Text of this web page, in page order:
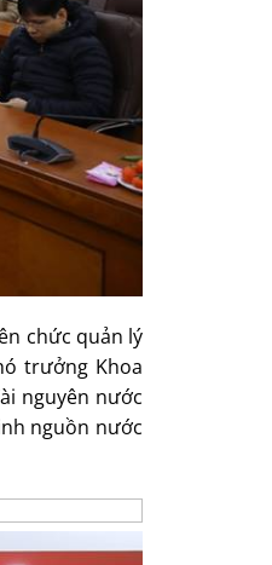
chức quản lý
trưởng Khoa
nguyên nước
nguồn nước